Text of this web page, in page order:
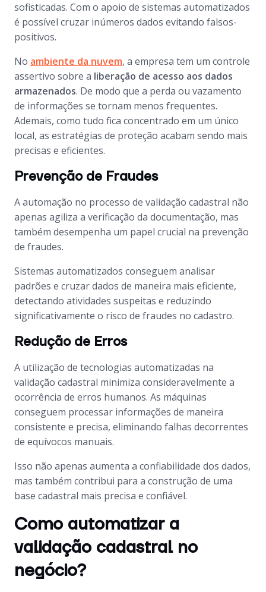
sofisticadas. Com o apoio de sistemas automatizados
é possível cruzar inúmeros dados evitando falsos-
positivos.
No ambiente da nuvem, a empresa tem um controle
assertivo sobre a liberação de acesso aos dados
armazenados. De modo que a perda ou vazamento
de informações se tornam menos frequentes.
Ademais, como tudo fica concentrado em um único
local, as estratégias de proteção acabam sendo mais
precisas e eficientes.
Prevenção de Fraudes
A automação no processo de validação cadastral não
apenas agiliza a verificação da documentação, mas
também desempenha um papel crucial na prevenção
de fraudes.
Sistemas automatizados conseguem analisar
padrões e cruzar dados de maneira mais eficiente,
detectando atividades suspeitas e reduzindo
significativamente o risco de fraudes no cadastro.
Redução de Erros
A utilização de tecnologias automatizadas na
validação cadastral minimiza consideravelmente a
ocorrência de erros humanos. As máquinas
conseguem processar informações de maneira
consistente e precisa, eliminando falhas decorrentes
de equívocos manuais.
Isso não apenas aumenta a confiabilidade dos dados,
mas também contribui para a construção de uma
base cadastral mais precisa e confiável.
Como automatizar a
validação cadastral no
negócio?